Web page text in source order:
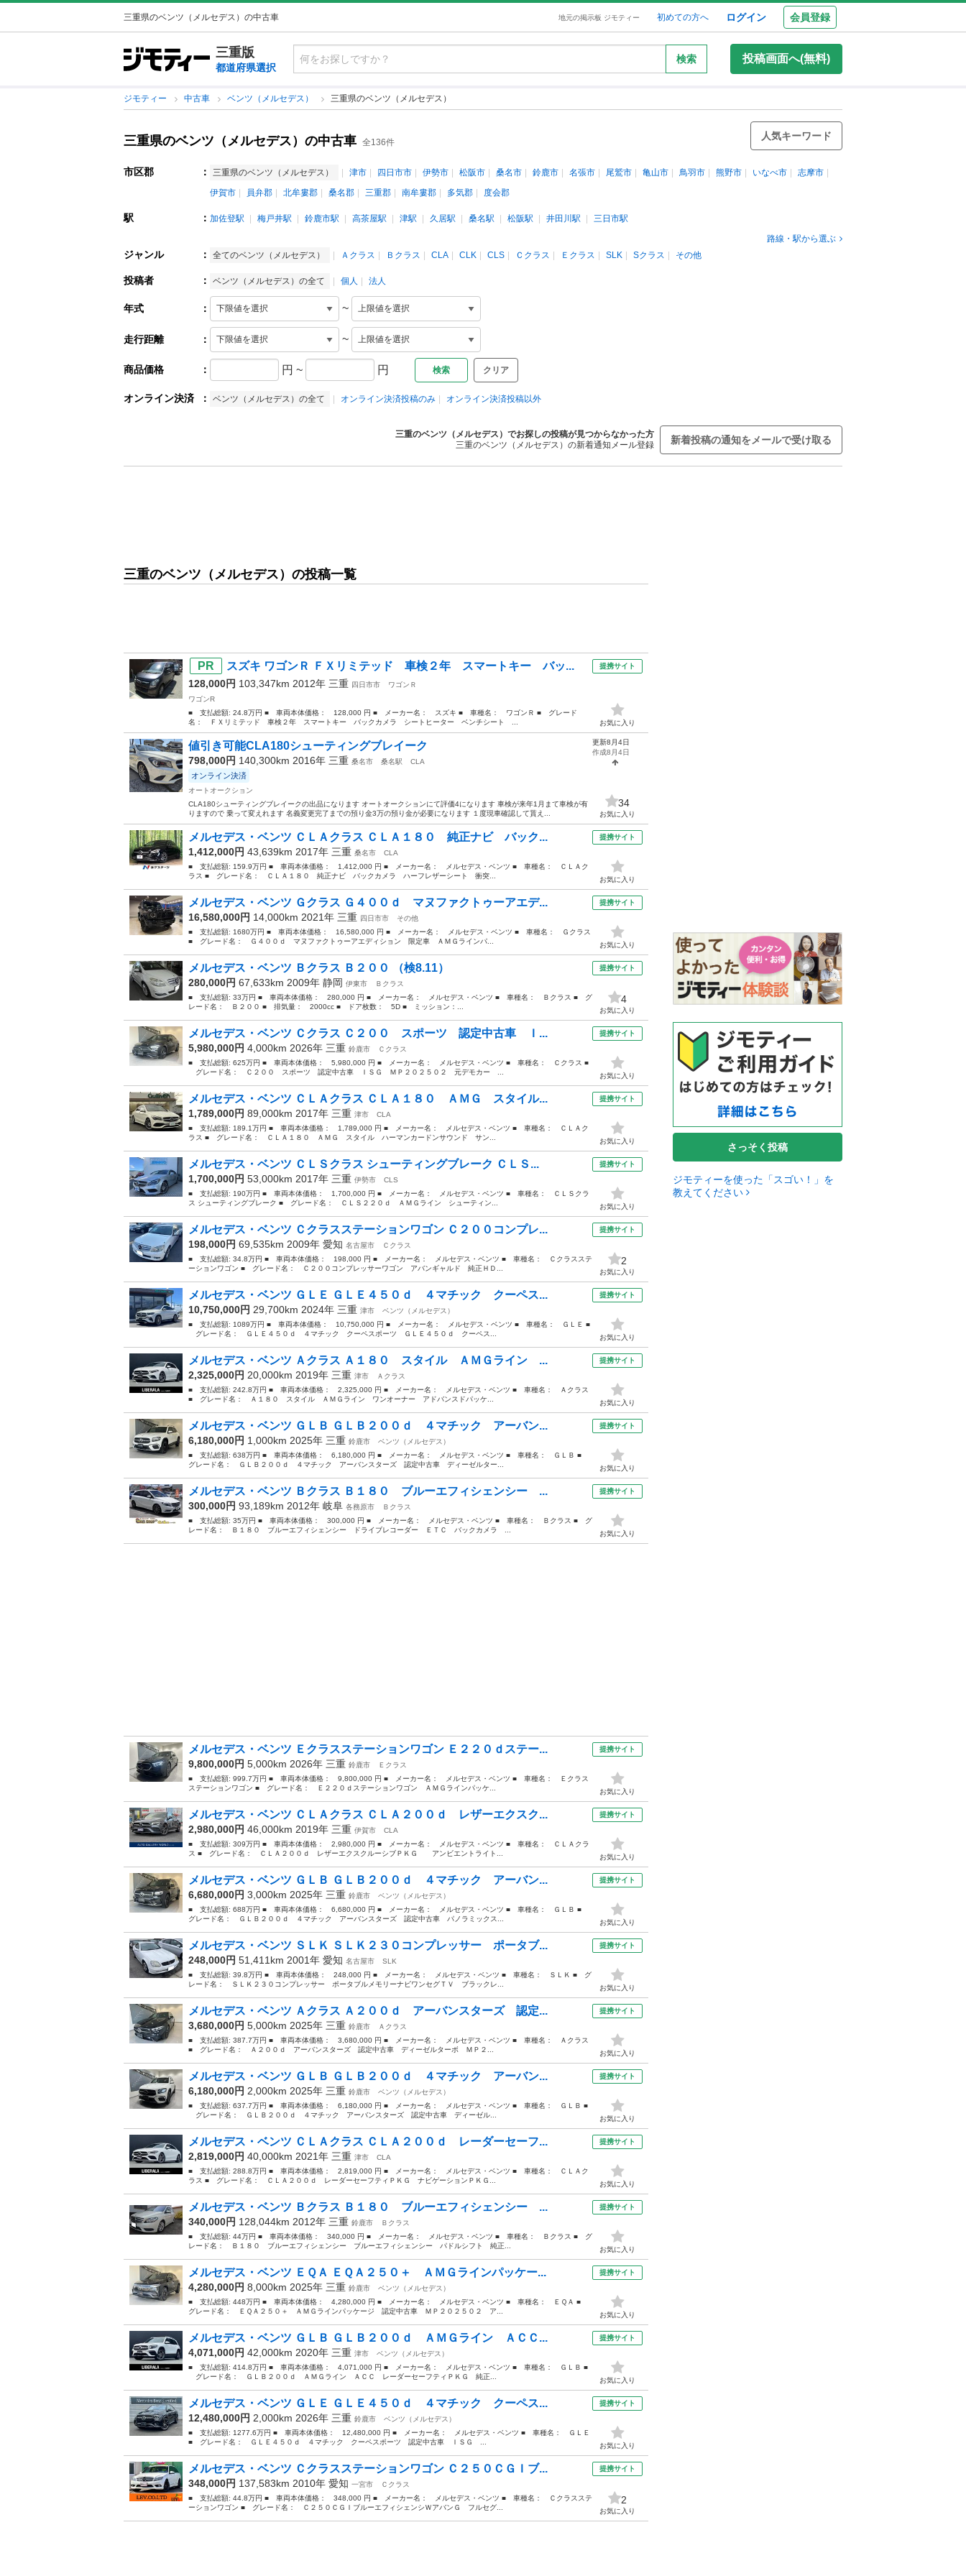
三重県のベンツ（メルセデス）の中古車 地元の掲示板 ジモティー 初めての方へ ログイン 会員登録
三重版
都道府県選択
検索 投稿画面へ(無料)
ジモティー 中古車 ベンツ（メルセデス） 三重県のベンツ（メルセデス）
三重県のベンツ（メルセデス）の中古車 全136件
人気キーワード
市区郡 ： 三重県のベンツ（メルセデス） 津市 四日市市 伊勢市 松阪市 桑名市 鈴鹿市 名張市 尾鷲市 亀山市 鳥羽市 熊野市 いなべ市
志摩市
伊賀市
員弁郡 北牟婁郡 桑名郡 三重郡 南牟婁郡 多気郡 度会郡
駅 ： 加佐登駅 梅戸井駅 鈴鹿市駅 高茶屋駅 津駅 久居駅 桑名駅 松阪駅 井田川駅
三日市駅
路線・駅から選ぶ
ジャンル ： 全てのベンツ（メルセデス） Ａクラス Ｂクラス CLA CLK CLS Ｃクラス Ｅクラス SLK Sクラス その他
投稿者 ： ベンツ（メルセデス）の全て 個人 法人
年式 ： ~
走行距離 ： ~
商品価格 ： 円 ~ 円 クリア
オンライン決済 ： ベンツ（メルセデス）の全て オンライン決済投稿のみ オンライン決済投稿以外
三重のベンツ（メルセデス）でお探しの投稿が見つからなかった方
三重のベンツ（メルセデス）の新着通知メール登録
新着投稿の通知をメールで受け取る
三重のベンツ（メルセデス）の投稿一覧
スズキ ワゴンＲ ＦＸリミテッド 車検２年 スマートキー バッ...
128,000円 103,347km 2012年 三重 四日市市
ワゴンＲ
ワゴンR
■ 支払総額: 24.8万円 ■ 車両本体価格： 128,000 円 ■ メーカー名： スズキ ■ 車種名： ワゴンＲ ■ グレード
名： ＦＸリミテッド 車検２年 スマートキー バックカメラ シートヒーター ベンチシート ...
提携サイト
お気に入り
値引き可能CLA180シューティングブレイーク
798,000円 140,300km 2016年 三重 桑名市 桑名駅 CLA
オンライン決済
オートオークション
CLA180シューティングブレイークの出品になります オートオークションにて評価4になります 車検が来年1月まて車検が有
りますので 乗って変えれます 名義変更完了までの預り金3万の預り金が必要になります １度現車確認して貰え...
更新8月4日
作成8月4日
34
お気に入り
メルセデス・ベンツ ＣＬＡクラス ＣＬＡ１８０ 純正ナビ バック...
1,412,000円 43,639km 2017年 三重 桑名市
CLA
■ 支払総額: 159.9万円 ■ 車両本体価格： 1,412,000 円 ■ メーカー名： メルセデス・ベンツ ■ 車種名： ＣＬＡク
ラス ■ グレード名： ＣＬＡ１８０ 純正ナビ バックカメラ ハーフレザーシート 衝突...
提携サイト
お気に入り
メルセデス・ベンツ Ｇクラス Ｇ４００ｄ マヌファクトゥーアエデ...
16,580,000円 14,000km 2021年 三重 四日市市
その他
■ 支払総額: 1680万円 ■ 車両本体価格： 16,580,000 円 ■ メーカー名： メルセデス・ベンツ ■ 車種名： Ｇクラス
■ グレード名： Ｇ４００ｄ マヌファクトゥーアエディション 限定車 ＡＭＧラインパ...
提携サイト
お気に入り
メルセデス・ベンツ Ｂクラス Ｂ２００ （検8.11）
280,000円 67,633km 2009年 静岡 伊東市
Ｂクラス
■ 支払総額: 33万円 ■ 車両本体価格： 280,000 円 ■ メーカー名： メルセデス・ベンツ ■ 車種名： Ｂクラス ■ グ
レード名： Ｂ２００ ■ 排気量： 2000cc ■ ドア枚数： 5D ■ ミッション：...
提携サイト
4
お気に入り
メルセデス・ベンツ Ｃクラス Ｃ２００ スポーツ 認定中古車 Ｉ...
5,980,000円 4,000km 2026年 三重 鈴鹿市
Ｃクラス
■ 支払総額: 625万円 ■ 車両本体価格： 5,980,000 円 ■ メーカー名： メルセデス・ベンツ ■ 車種名： Ｃクラス ■
グレード名： Ｃ２００ スポーツ 認定中古車 ＩＳＧ ＭＰ２０２５０２ 元デモカー ...
提携サイト
お気に入り
メルセデス・ベンツ ＣＬＡクラス ＣＬＡ１８０ ＡＭＧ スタイル...
1,789,000円 89,000km 2017年 三重 津市
CLA
■ 支払総額: 189.1万円 ■ 車両本体価格： 1,789,000 円 ■ メーカー名： メルセデス・ベンツ ■ 車種名： ＣＬＡク
ラス ■ グレード名： ＣＬＡ１８０ ＡＭＧ スタイル ハーマンカードンサウンド サン...
提携サイト
お気に入り
メルセデス・ベンツ ＣＬＳクラス シューティングブレーク ＣＬＳ...
1,700,000円 53,000km 2017年 三重 伊勢市
CLS
■ 支払総額: 190万円 ■ 車両本体価格： 1,700,000 円 ■ メーカー名： メルセデス・ベンツ ■ 車種名： ＣＬＳクラ
ス シューティングブレーク ■ グレード名： ＣＬＳ２２０ｄ ＡＭＧライン シューティン...
提携サイト
お気に入り
メルセデス・ベンツ Ｃクラスステーションワゴン Ｃ２００コンプレ...
198,000円 69,535km 2009年 愛知 名古屋市
Ｃクラス
■ 支払総額: 34.8万円 ■ 車両本体価格： 198,000 円 ■ メーカー名： メルセデス・ベンツ ■ 車種名： Ｃクラスステ
ーションワゴン ■ グレード名： Ｃ２００コンプレッサーワゴン アバンギャルド 純正ＨＤ...
提携サイト
2
お気に入り
メルセデス・ベンツ ＧＬＥ ＧＬＥ４５０ｄ ４マチック クーペス...
10,750,000円 29,700km 2024年 三重 津市
ベンツ（メルセデス）
■ 支払総額: 1089万円 ■ 車両本体価格： 10,750,000 円 ■ メーカー名： メルセデス・ベンツ ■ 車種名： ＧＬＥ ■
グレード名： ＧＬＥ４５０ｄ ４マチック クーペスポーツ ＧＬＥ４５０ｄ クーペス...
提携サイト
お気に入り
メルセデス・ベンツ Ａクラス Ａ１８０ スタイル ＡＭＧライン ...
2,325,000円 20,000km 2019年 三重 津市
Ａクラス
■ 支払総額: 242.8万円 ■ 車両本体価格： 2,325,000 円 ■ メーカー名： メルセデス・ベンツ ■ 車種名： Ａクラス
■ グレード名： Ａ１８０ スタイル ＡＭＧライン ワンオーナー アドバンスドパッケ...
提携サイト
お気に入り
メルセデス・ベンツ ＧＬＢ ＧＬＢ２００ｄ ４マチック アーバン...
6,180,000円 1,000km 2025年 三重 鈴鹿市
ベンツ（メルセデス）
■ 支払総額: 638万円 ■ 車両本体価格： 6,180,000 円 ■ メーカー名： メルセデス・ベンツ ■ 車種名： ＧＬＢ ■
グレード名： ＧＬＢ２００ｄ ４マチック アーバンスターズ 認定中古車 ディーゼルター...
提携サイト
お気に入り
メルセデス・ベンツ Ｂクラス Ｂ１８０ ブルーエフィシェンシー ...
300,000円 93,189km 2012年 岐阜 各務原市
Ｂクラス
■ 支払総額: 35万円 ■ 車両本体価格： 300,000 円 ■ メーカー名： メルセデス・ベンツ ■ 車種名： Ｂクラス ■ グ
レード名： Ｂ１８０ ブルーエフィシェンシー ドライブレコーダー ＥＴＣ バックカメラ ...
提携サイト
お気に入り
メルセデス・ベンツ Ｅクラスステーションワゴン Ｅ２２０ｄステー...
9,800,000円 5,000km 2026年 三重 鈴鹿市
Ｅクラス
■ 支払総額: 999.7万円 ■ 車両本体価格： 9,800,000 円 ■ メーカー名： メルセデス・ベンツ ■ 車種名： Ｅクラス
ステーションワゴン ■ グレード名： Ｅ２２０ｄステーションワゴン ＡＭＧラインパッケ...
提携サイト
お気に入り
メルセデス・ベンツ ＣＬＡクラス ＣＬＡ２００ｄ レザーエクスク...
2,980,000円 46,000km 2019年 三重 伊賀市
CLA
■ 支払総額: 309万円 ■ 車両本体価格： 2,980,000 円 ■ メーカー名： メルセデス・ベンツ ■ 車種名： ＣＬＡクラ
ス ■ グレード名： ＣＬＡ２００ｄ レザーエクスクルーシブＰＫＧ アンビエントライト...
提携サイト
お気に入り
メルセデス・ベンツ ＧＬＢ ＧＬＢ２００ｄ ４マチック アーバン...
6,680,000円 3,000km 2025年 三重 鈴鹿市
ベンツ（メルセデス）
■ 支払総額: 688万円 ■ 車両本体価格： 6,680,000 円 ■ メーカー名： メルセデス・ベンツ ■ 車種名： ＧＬＢ ■
グレード名： ＧＬＢ２００ｄ ４マチック アーバンスターズ 認定中古車 パノラミックス...
提携サイト
お気に入り
メルセデス・ベンツ ＳＬＫ ＳＬＫ２３０コンプレッサー ポータブ...
248,000円 51,411km 2001年 愛知 名古屋市
SLK
■ 支払総額: 39.8万円 ■ 車両本体価格： 248,000 円 ■ メーカー名： メルセデス・ベンツ ■ 車種名： ＳＬＫ ■ グ
レード名： ＳＬＫ２３０コンプレッサー ポータブルメモリーナビワンセグＴＶ ブラックレ...
提携サイト
お気に入り
メルセデス・ベンツ Ａクラス Ａ２００ｄ アーバンスターズ 認定...
3,680,000円 5,000km 2025年 三重 鈴鹿市
Ａクラス
■ 支払総額: 387.7万円 ■ 車両本体価格： 3,680,000 円 ■ メーカー名： メルセデス・ベンツ ■ 車種名： Ａクラス
■ グレード名： Ａ２００ｄ アーバンスターズ 認定中古車 ディーゼルターボ ＭＰ２...
提携サイト
お気に入り
メルセデス・ベンツ ＧＬＢ ＧＬＢ２００ｄ ４マチック アーバン...
6,180,000円 2,000km 2025年 三重 鈴鹿市
ベンツ（メルセデス）
■ 支払総額: 637.7万円 ■ 車両本体価格： 6,180,000 円 ■ メーカー名： メルセデス・ベンツ ■ 車種名： ＧＬＢ ■
グレード名： ＧＬＢ２００ｄ ４マチック アーバンスターズ 認定中古車 ディーゼル...
提携サイト
お気に入り
メルセデス・ベンツ ＣＬＡクラス ＣＬＡ２００ｄ レーダーセーフ...
2,819,000円 40,000km 2021年 三重 津市
CLA
■ 支払総額: 288.8万円 ■ 車両本体価格： 2,819,000 円 ■ メーカー名： メルセデス・ベンツ ■ 車種名： ＣＬＡク
ラス ■ グレード名： ＣＬＡ２００ｄ レーダーセーフティＰＫＧ ナビゲーションＰＫＧ...
提携サイト
お気に入り
メルセデス・ベンツ Ｂクラス Ｂ１８０ ブルーエフィシェンシー ...
340,000円 128,044km 2012年 三重 鈴鹿市
Ｂクラス
■ 支払総額: 44万円 ■ 車両本体価格： 340,000 円 ■ メーカー名： メルセデス・ベンツ ■ 車種名： Ｂクラス ■ グ
レード名： Ｂ１８０ ブルーエフィシェンシー ブルーエフィシェンシー パドルシフト 純正...
提携サイト
お気に入り
メルセデス・ベンツ ＥＱＡ ＥＱＡ２５０＋ ＡＭＧラインパッケー...
4,280,000円 8,000km 2025年 三重 鈴鹿市
ベンツ（メルセデス）
■ 支払総額: 448万円 ■ 車両本体価格： 4,280,000 円 ■ メーカー名： メルセデス・ベンツ ■ 車種名： ＥＱＡ ■
グレード名： ＥＱＡ２５０＋ ＡＭＧラインパッケージ 認定中古車 ＭＰ２０２５０２ ア...
提携サイト
お気に入り
メルセデス・ベンツ ＧＬＢ ＧＬＢ２００ｄ ＡＭＧライン ＡＣＣ...
4,071,000円 42,000km 2020年 三重 津市
ベンツ（メルセデス）
■ 支払総額: 414.8万円 ■ 車両本体価格： 4,071,000 円 ■ メーカー名： メルセデス・ベンツ ■ 車種名： ＧＬＢ ■
グレード名： ＧＬＢ２００ｄ ＡＭＧライン ＡＣＣ レーダーセーフティＰＫＧ 純正...
提携サイト
お気に入り
メルセデス・ベンツ ＧＬＥ ＧＬＥ４５０ｄ ４マチック クーペス...
12,480,000円 2,000km 2026年 三重 鈴鹿市
ベンツ（メルセデス）
■ 支払総額: 1277.6万円 ■ 車両本体価格： 12,480,000 円 ■ メーカー名： メルセデス・ベンツ ■ 車種名： ＧＬＥ
■ グレード名： ＧＬＥ４５０ｄ ４マチック クーペスポーツ 認定中古車 ＩＳＧ ...
提携サイト
お気に入り
メルセデス・ベンツ Ｃクラスステーションワゴン Ｃ２５０ＣＧＩブ...
348,000円 137,583km 2010年 愛知 一宮市
Ｃクラス
■ 支払総額: 44.8万円 ■ 車両本体価格： 348,000 円 ■ メーカー名： メルセデス・ベンツ ■ 車種名： Ｃクラスステ
ーションワゴン ■ グレード名： Ｃ２５０ＣＧＩブルーエフィシェンシＷアバンＧ フルセグ...
提携サイト
2
お気に入り
さっそく投稿
ジモティーを使った「スゴい！」を
教えてください